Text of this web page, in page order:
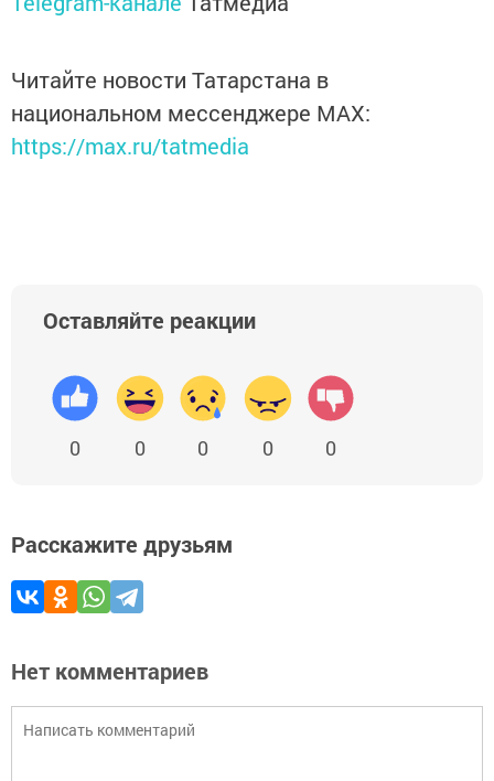
Читайте новости Татарстана в
национальном мессенджере MАХ:
https://max.ru/tatmedia
Оставляйте реакции
0 0 0 0 0
Расскажите друзьям
Нет комментариев